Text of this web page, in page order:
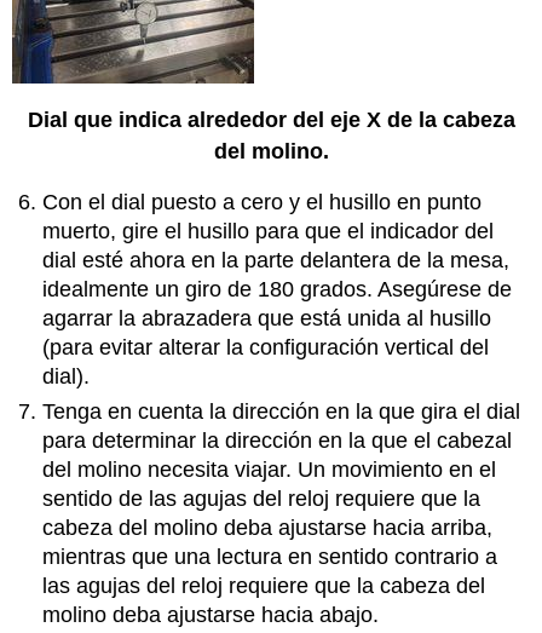
Dial que indica alrededor del eje X de la cabeza
del molino.
Con el dial puesto a cero y el husillo en punto
muerto, gire el husillo para que el indicador del
dial esté ahora en la parte delantera de la mesa,
idealmente un giro de 180 grados. Asegúrese de
agarrar la abrazadera que está unida al husillo
(para evitar alterar la configuración vertical del
dial).
Tenga en cuenta la dirección en la que gira el dial
para determinar la dirección en la que el cabezal
del molino necesita viajar. Un movimiento en el
sentido de las agujas del reloj requiere que la
cabeza del molino deba ajustarse hacia arriba,
mientras que una lectura en sentido contrario a
las agujas del reloj requiere que la cabeza del
molino deba ajustarse hacia abajo.